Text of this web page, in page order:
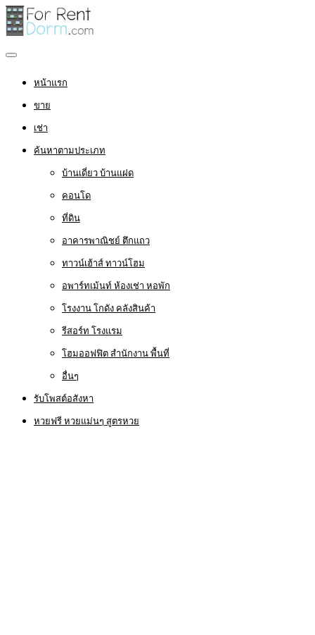
หน้าแรก
ขาย
เช่า
ค้นหาตามประเภท
บ้านเดี่ยว บ้านแฝด
คอนโด
ที่ดิน
อาคารพาณิชย์ ตึกแถว
ทาวน์เฮ้าส์ ทาวน์โฮม
อพาร์ทเม้นท์ ห้องเช่า หอพัก
โรงงาน โกดัง คลังสินค้า
รีสอร์ท โรงแรม
โฮมออฟฟิต สำนักงาน พื้นที่
อื่นๆ
รับโพสต์อสังหา
หวยฟรี หวยแม่นๆ สูตรหวย